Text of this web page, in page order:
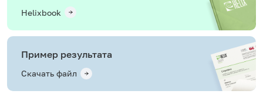
Helixbook
Пример результата
Скачать файл